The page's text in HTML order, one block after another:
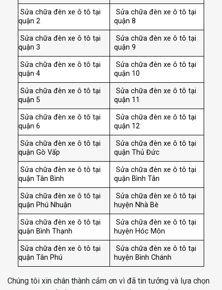
Sửa chữa đèn xe ô tô tại
quận 2
Sửa chữa đèn xe ô tô tại
quận 8
Sửa chữa đèn xe ô tô tại
quận 3
Sửa chữa đèn xe ô tô tại
quận 9
Sửa chữa đèn xe ô tô tại
quận 4
Sửa chữa đèn xe ô tô tại
quận 10
Sửa chữa đèn xe ô tô tại
quận 5
Sửa chữa đèn xe ô tô tại
quận 11
Sửa chữa đèn xe ô tô tại
quận 6
Sửa chữa đèn xe ô tô tại
quận 12
Sửa chữa đèn xe ô tô tại
quận Gò Vấp
Sửa chữa đèn xe ô tô tại
quận Thủ Đức
Sửa chữa đèn xe ô tô tại
quận Tân Bình
Sửa chữa đèn xe ô tô tại
quận Bình Tân
Sửa chữa đèn xe ô tô tại
quận Phú Nhuận
Sửa chữa đèn xe ô tô tại
huyện Nhà Bè
Sửa chữa đèn xe ô tô tại
quận Bình Thạnh
Sửa chữa đèn xe ô tô tại
huyện Hóc Môn
Sửa chữa đèn xe ô tô tại
quận Tân Phú
Sửa chữa đèn xe ô tô tại
huyện Bình Chánh
Chúng tôi xin chân thành cảm ơn vì đã tin tưởng và lựa chọn